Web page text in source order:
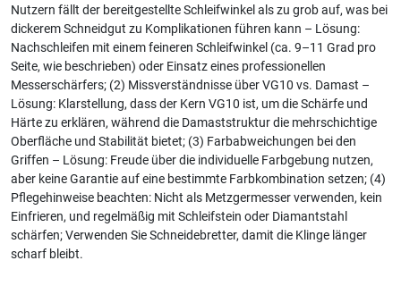
Nutzern fällt der bereitgestellte Schleifwinkel als zu grob auf, was bei
dickerem Schneidgut zu Komplikationen führen kann – Lösung:
Nachschleifen mit einem feineren Schleifwinkel (ca. 9–11 Grad pro
Seite, wie beschrieben) oder Einsatz eines professionellen
Messerschärfers; (2) Missverständnisse über VG10 vs. Damast –
Lösung: Klarstellung, dass der Kern VG10 ist, um die Schärfe und
Härte zu erklären, während die Damaststruktur die mehrschichtige
Oberfläche und Stabilität bietet; (3) Farbabweichungen bei den
Griffen – Lösung: Freude über die individuelle Farbgebung nutzen,
aber keine Garantie auf eine bestimmte Farbkombination setzen; (4)
Pflegehinweise beachten: Nicht als Metzgermesser verwenden, kein
Einfrieren, und regelmäßig mit Schleifstein oder Diamantstahl
schärfen; Verwenden Sie Schneidebretter, damit die Klinge länger
scharf bleibt.